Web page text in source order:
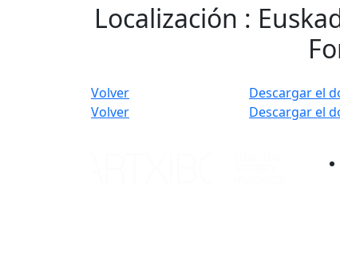
Localización :
Volver
Descargar el
Volver
Descargar el